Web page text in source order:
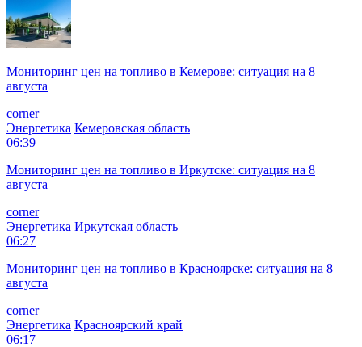
Мониторинг цен на топливо в Кемерове: ситуация на 8
августа
corner
Энергетика Кемеровская область
06:39
Мониторинг цен на топливо в Иркутске: ситуация на 8
августа
corner
Энергетика Иркутская область
06:27
Мониторинг цен на топливо в Красноярске: ситуация на 8
августа
corner
Энергетика Красноярский край
06:17